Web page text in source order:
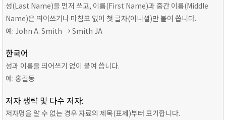
성(Last Name)을 먼저 쓰고, 이름(First Name)과 중간 이름(Middle
Name)은 띄어쓰기나 마침표 없이 첫 글자(이니셜)만 붙여 씁니다.
예: John A. Smith → Smith JA
한국어
성과 이름을 띄어쓰기 없이 붙여 씁니다.
예: 홍길동
저자 생략 및 다수 저자:
저자명을 알 수 없는 경우 자료의 제목(표제)부터 표기합니다.